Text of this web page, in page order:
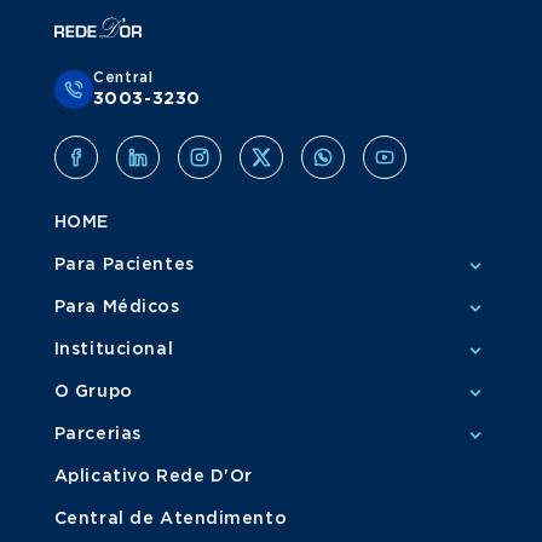
Central
3003-3230
HOME
Para Pacientes
Para Médicos
Institucional
O Grupo
Parcerias
Aplicativo Rede D'Or
Central de Atendimento